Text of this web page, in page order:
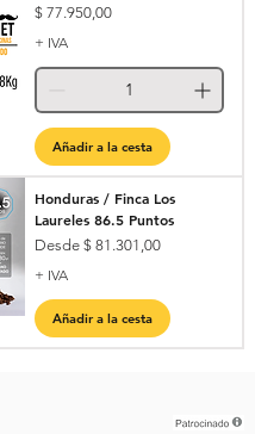
Precio
$ 77.950,00
+ IVA
Añadir a la cesta
Honduras / Finca Los
Laureles 86.5 Puntos
Desde$ 81.301,00
Precio de oferta
+ IVA
Añadir a la cesta